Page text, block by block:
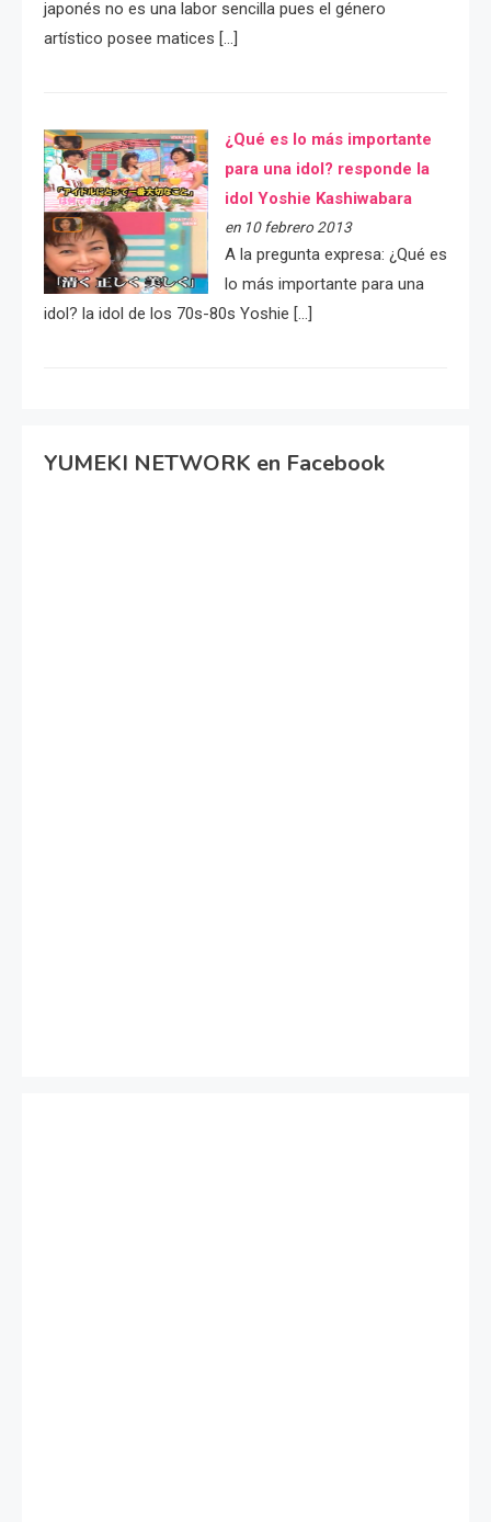
japonés no es una labor sencilla pues el género
artístico posee matices […]
¿Qué es lo más importante
para una idol? responde la
idol Yoshie Kashiwabara
en 10 febrero 2013
A la pregunta expresa: ¿Qué es
lo más importante para una
idol? la idol de los 70s-80s Yoshie […]
YUMEKI NETWORK en Facebook